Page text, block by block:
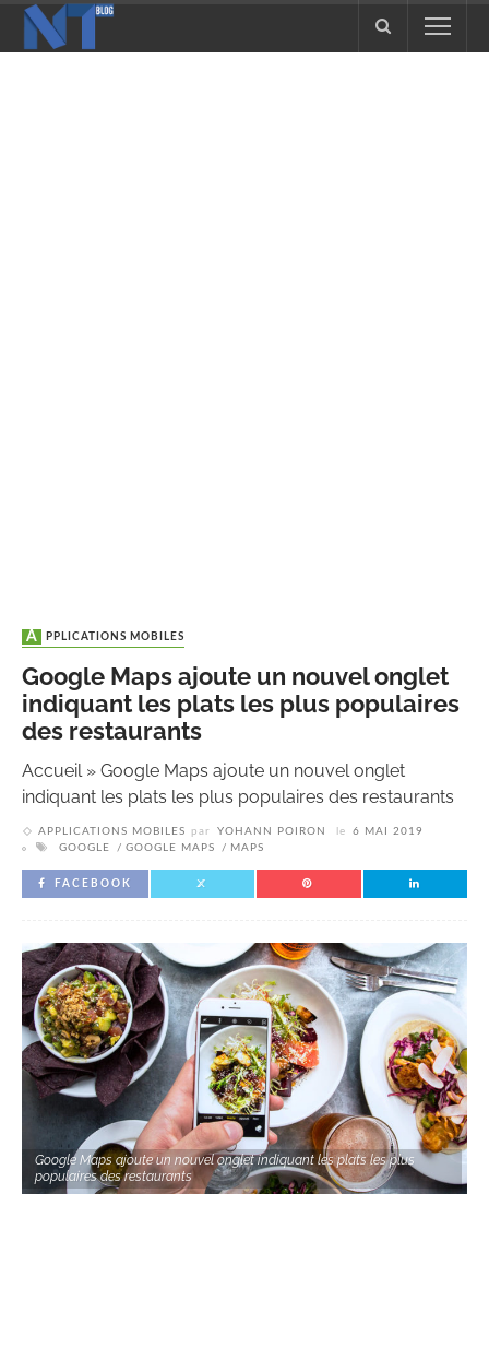
APPLICATIONS MOBILES
Google Maps ajoute un nouvel onglet
indiquant les plats les plus populaires
des restaurants
Accueil» Google Maps ajoute un nouvel onglet
indiquant les plats les plus populaires des restaurants
APPLICATIONS MOBILES par YOHANN POIRON le
6 MAI 2019
GOOGLE
GOOGLE MAPS MAPS
FACEBOOK
Google Maps ajoute un nouvel onglet indiquant les plats les plus
populaires des restaurants